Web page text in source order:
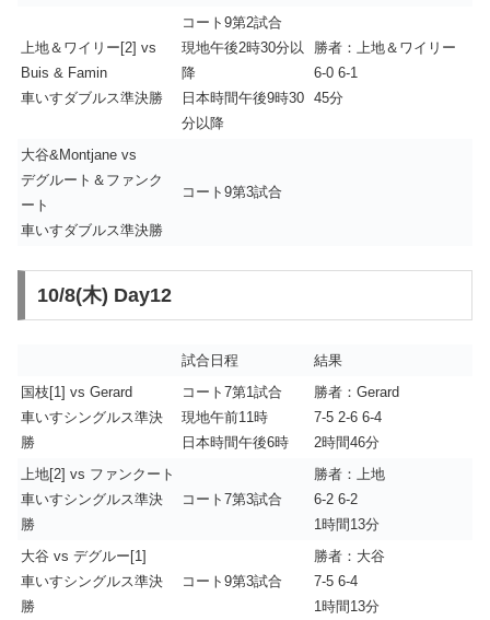
上地＆ワイリー[2] vs
Buis & Famin
車いすダブルス準決勝
コート9第2試合
現地午後2時30分以
降
日本時間午後9時30
分以降
勝者：上地＆ワイリー
6-0 6-1
45分
大谷&Montjane vs
デグルート＆ファンク
ート
車いすダブルス準決勝
コート9第3試合
10/8(木) Day12
試合日程
結果
国枝[1] vs Gerard
車いすシングルス準決
勝
コート7第1試合
現地午前11時
日本時間午後6時
勝者：Gerard
7-5 2-6 6-4
2時間46分
上地[2] vs ファンクート
車いすシングルス準決
勝
コート7第3試合
勝者：上地
6-2 6-2
1時間13分
大谷 vs デグルー[1]
車いすシングルス準決
勝
コート9第3試合
勝者：大谷
7-5 6-4
1時間13分